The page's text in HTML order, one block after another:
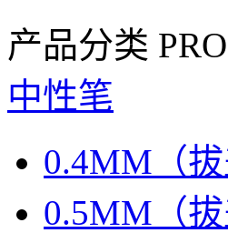
产品分类
中性笔
0.4MM（拔
0.5MM（拔